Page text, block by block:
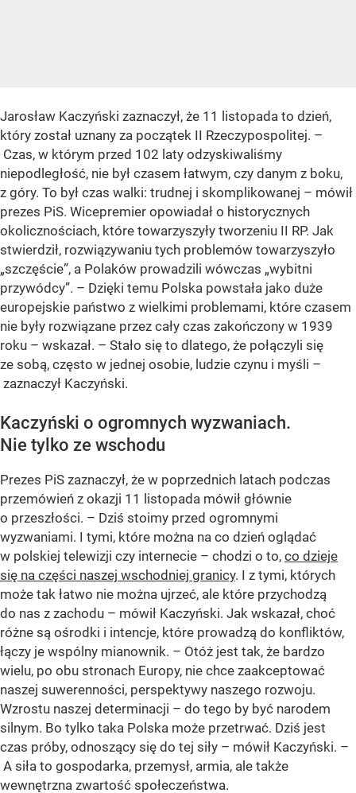
Jarosław Kaczyński zaznaczył, że 11 listopada to dzień,
który został uznany za początek II Rzeczypospolitej. –
Czas, w którym przed 102 laty odzyskiwaliśmy
niepodległość, nie był czasem łatwym, czy danym z boku,
z góry. To był czas walki: trudnej i skomplikowanej – mówił
prezes PiS. Wicepremier opowiadał o historycznych
okolicznościach, które towarzyszyły tworzeniu II RP. Jak
stwierdził, rozwiązywaniu tych problemów towarzyszyło
„szczęście”, a Polaków prowadzili wówczas „wybitni
przywódcy”. – Dzięki temu Polska powstała jako duże
europejskie państwo z wielkimi problemami, które czasem
nie były rozwiązane przez cały czas zakończony w 1939
roku – wskazał. – Stało się to dlatego, że połączyli się
ze sobą, często w jednej osobie, ludzie czynu i myśli –
zaznaczył Kaczyński.
Kaczyński o ogromnych wyzwaniach.
Nie tylko ze wschodu
Prezes PiS zaznaczył, że w poprzednich latach podczas
przemówień z okazji 11 listopada mówił głównie
o przeszłości. – Dziś stoimy przed ogromnymi
wyzwaniami. I tymi, które można na co dzień oglądać
w polskiej telewizji czy internecie – chodzi o to, co dzieje
się na części naszej wschodniej granicy. I z tymi, których
może tak łatwo nie można ujrzeć, ale które przychodzą
do nas z zachodu – mówił Kaczyński. Jak wskazał, choć
różne są ośrodki i intencje, które prowadzą do konfliktów,
łączy je wspólny mianownik. – Otóż jest tak, że bardzo
wielu, po obu stronach Europy, nie chce zaakceptować
naszej suwerenności, perspektywy naszego rozwoju.
Wzrostu naszej determinacji – do tego by być narodem
silnym. Bo tylko taka Polska może przetrwać. Dziś jest
czas próby, odnoszący się do tej siły – mówił Kaczyński. –
A siła to gospodarka, przemysł, armia, ale także
wewnętrzna zwartość społeczeństwa.